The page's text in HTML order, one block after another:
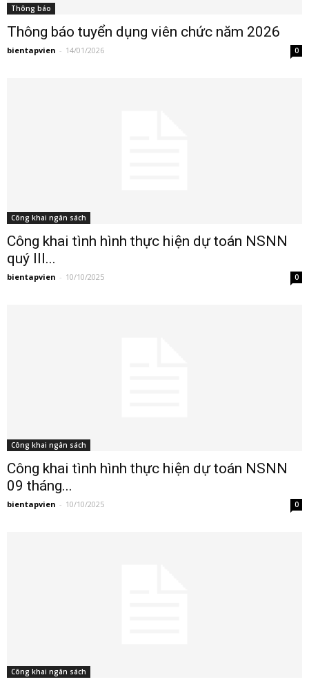
Thông báo
Thông báo tuyển dụng viên chức năm 2026
bientapvien - 14/01/2026 0
Công khai ngân sách
Công khai tình hình thực hiện dự toán NSNN
quý III...
bientapvien - 10/10/2025 0
Công khai ngân sách
Công khai tình hình thực hiện dự toán NSNN
09 tháng...
bientapvien - 10/10/2025 0
Công khai ngân sách